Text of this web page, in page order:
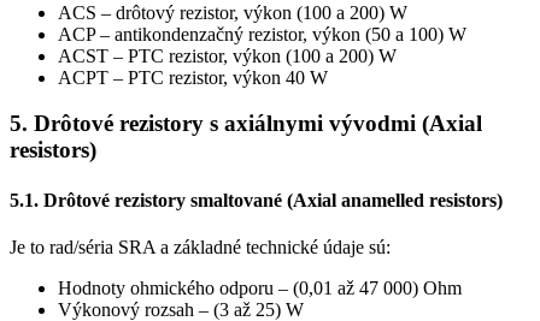
ACS – drôtový rezistor, výkon (100 a 200) W
ACP – antikondenzačný rezistor, výkon (50 a 100) W
ACST – PTC rezistor, výkon (100 a 200) W
ACPT – PTC rezistor, výkon 40 W
5. Drôtové rezistory s axiálnymi vývodmi (Axial
resistors)
5.1. Drôtové rezistory smaltované (Axial anamelled resistors)
Je to rad/séria SRA a základné technické údaje sú:
Hodnoty ohmického odporu – (0,01 až 47 000) Ohm
Výkonový rozsah – (3 až 25) W